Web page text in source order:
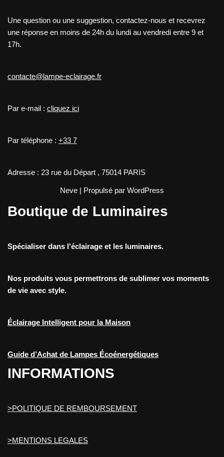
Une question ou une suggestion, contactez-nous et recevrez
une réponse en moins de 24h du lundi au vendredi entre 9 et
17h.
contacte@lampe-eclairage.fr
Par e-mail : cliquez ici
Par téléphone : +33 7
Adresse : 23 rue du Départ , 75014 PARIS
Neve | Propulsé par WordPress
Boutique de Luminaires
Spécialiser dans l'éclairage et les luminaires.
Nos produits vous permettrons de sublimer vos moments
de vie avec style.
Éclairage Intelligent pour la Maison
Guide d’Achat de Lampes Écoénergétiques
INFORMATIONS
>POLITIQUE DE REMBOURSEMENT
>MENTIONS LEGALES